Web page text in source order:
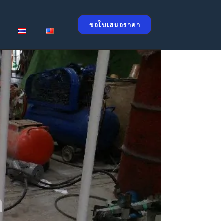
ขอใบเสนอราคา